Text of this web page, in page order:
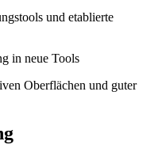
und etablierte
in neue Tools
Oberflächen und guter